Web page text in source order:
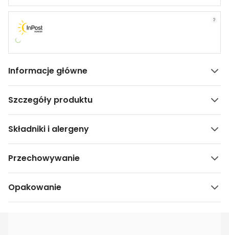
?
Informacje główne
Szczegóły produktu
Składniki i alergeny
Przechowywanie
Opakowanie